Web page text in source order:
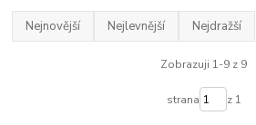
Nejnovější Nejlevnější Nejdražší
Zobrazuji 1-9 z 9
strana z 1